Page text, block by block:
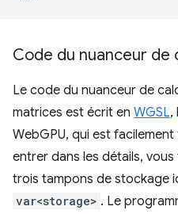
Code du nuanceur de
Le code du nuanceur de
matrices est écrit en WGSL,
WebGPU, qui est
entrer dans les détails,
trois tampons de stockage
var<storage> . Le